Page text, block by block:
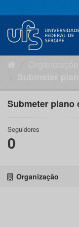
para
conteúdo
Submeter plano
Seguidores
0
Organização